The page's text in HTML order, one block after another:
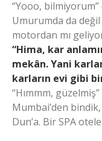
“Yooo,
Umurumda da
motordan mı
“Hima, kar
mekân. Yani
karların evi gibi
“Hımmm,
Mumbai’den
Dun’a. Bir SPA